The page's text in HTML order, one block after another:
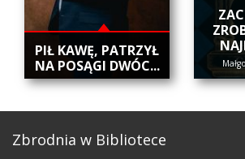
​PIŁ KAWĘ, PATRZYŁ
NA POSĄGI DWÓC...
Zbrodnia w Bibliotece